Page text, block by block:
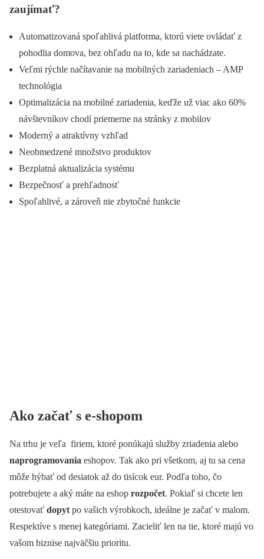
zaujímať?
Automatizovaná spoľahlivá platforma, ktorú viete ovládať z
pohodlia domova, bez ohľadu na to, kde sa nachádzate.
Veľmi rýchle načítavanie na mobilných zariadeniach – AMP
technológia
Optimalizácia na mobilné zariadenia, keďže už viac ako 60%
návštevníkov chodí priemerne na stránky z mobilov
Moderný a atraktívny vzhľad
Neobmedzené množstvo produktov
Bezplatná aktualizácia systému
Bezpečnosť a prehľadnosť
Spoľahlivé, a zároveň nie zbytočné funkcie
Ako začať s e-shopom
Na trhu je veľa firiem, ktoré ponúkajú služby zriadenia alebo
naprogramovania eshopov. Tak ako pri všetkom, aj tu sa cena
môže hýbať od desiatok až do tisícok eur. Podľa toho, čo
potrebujete a aký máte na eshop rozpočet. Pokiaľ si chcete len
otestovať dopyt po vašich výrobkoch, ideálne je začať v malom.
Respektíve s menej kategóriami. Zacieliť len na tie, ktoré majú vo
vašom biznise najväčšiu prioritu.